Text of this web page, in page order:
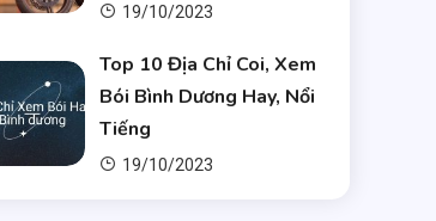
19/10/2023
Top 10 Địa Chỉ Coi, Xem
Bói Bình Dương Hay, Nổi
Tiếng
19/10/2023